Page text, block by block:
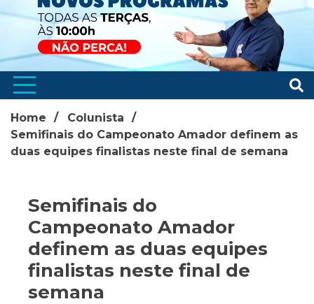
Home
Colunista
Semifinais do Campeonato Amador definem as
duas equipes finalistas neste final de semana
Semifinais do
Campeonato Amador
definem as duas equipes
finalistas neste final de
semana